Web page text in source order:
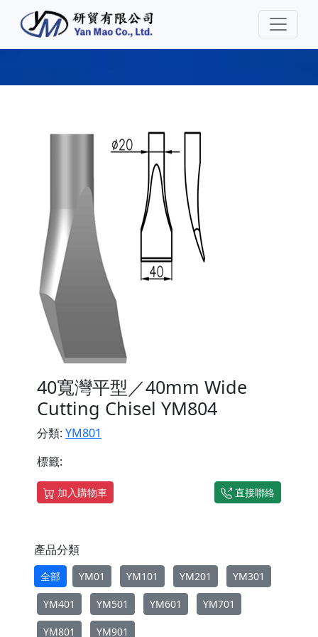
40寬灣平型／40mm Wide
Cutting Chisel YM804
分類: YM801
標籤:
加入購物車 直接聯絡
產品分類
全部 YM01 YM101 YM201 YM301
YM401 YM501 YM601 YM701
YM801 YM901